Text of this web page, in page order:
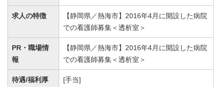
求人の特徴
【静岡県／熱海市】2016年4月に開設した病院
での看護師募集＜透析室＞
PR・職場情
報
【静岡県／熱海市】2016年4月に開設した病院
での看護師募集＜透析室＞
待遇/福利厚
[手当]